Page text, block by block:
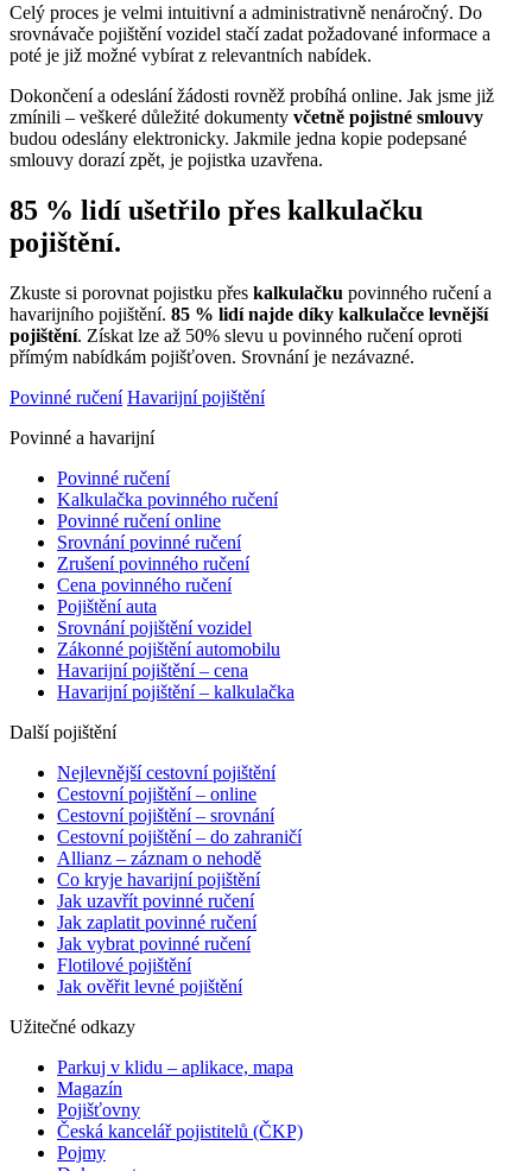
Celý proces je velmi intuitivní a administrativně nenáročný. Do
srovnávače pojištění vozidel stačí zadat požadované informace a
poté je již možné vybírat z relevantních nabídek.
Dokončení a odeslání žádosti rovněž probíhá online. Jak jsme již
zmínili – veškeré důležité dokumenty včetně pojistné smlouvy
budou odeslány elektronicky. Jakmile jedna kopie podepsané
smlouvy dorazí zpět, je pojistka uzavřena.
85 % lidí ušetřilo přes kalkulačku
pojištění.
Zkuste si porovnat pojistku přes kalkulačku povinného ručení a
havarijního pojištění. 85 % lidí najde díky kalkulačce levnější
pojištění. Získat lze až 50% slevu u povinného ručení oproti
přímým nabídkám pojišťoven. Srovnání je nezávazné.
Povinné ručení Havarijní pojištění
Povinné a havarijní
Povinné ručení
Kalkulačka povinného ručení
Povinné ručení online
Srovnání povinné ručení
Zrušení povinného ručení
Cena povinného ručení
Pojištění auta
Srovnání pojištění vozidel
Zákonné pojištění automobilu
Havarijní pojištění – cena
Havarijní pojištění – kalkulačka
Další pojištění
Nejlevnější cestovní pojištění
Cestovní pojištění – online
Cestovní pojištění – srovnání
Cestovní pojištění – do zahraničí
Allianz – záznam o nehodě
Co kryje havarijní pojištění
Jak uzavřít povinné ručení
Jak zaplatit povinné ručení
Jak vybrat povinné ručení
Flotilové pojištění
Jak ověřit levné pojištění
Užitečné odkazy
Parkuj v klidu – aplikace, mapa
Magazín
Pojišťovny
Česká kancelář pojistitelů (ČKP)
Pojmy